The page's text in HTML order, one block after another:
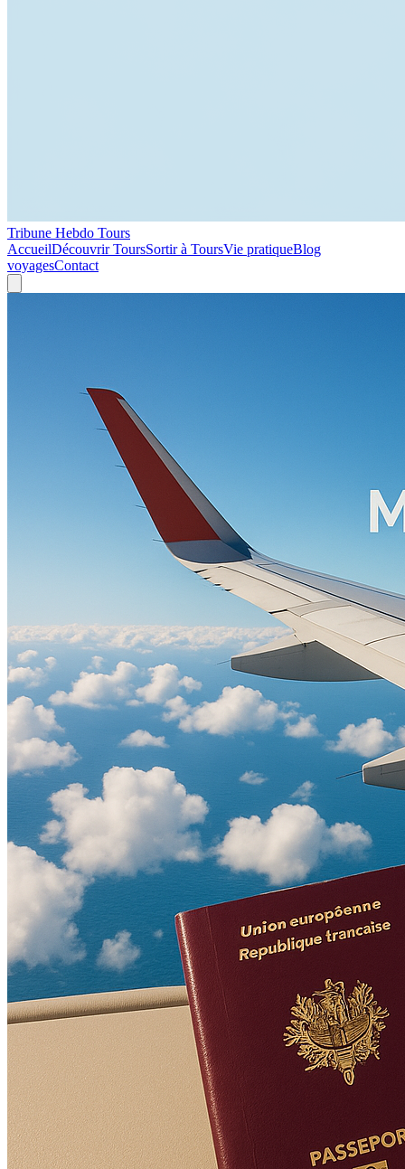
Tribune Hebdo Tours
AccueilDécouvrir ToursSortir à ToursVie pratiqueBlog
voyagesContact